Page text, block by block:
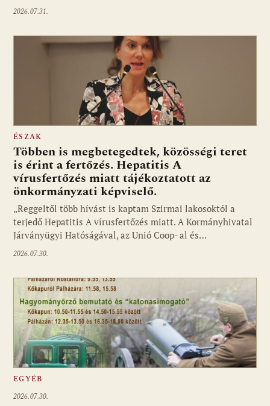
2026.07.31.
ÉSZAK
Többen is megbetegedtek, közösségi teret
is érint a fertőzés. Hepatitis A
vírusfertőzés miatt tájékoztatott az
önkormányzati képviselő.
„Reggeltől több hívást is kaptam Szirmai lakosoktól a
terjedő Hepatitis A vírusfertőzés miatt. A Kormányhivatal
Járványügyi Hatóságával, az Unió Coop- al és…
2026.07.30.
EGYÉB
2026.07.30.